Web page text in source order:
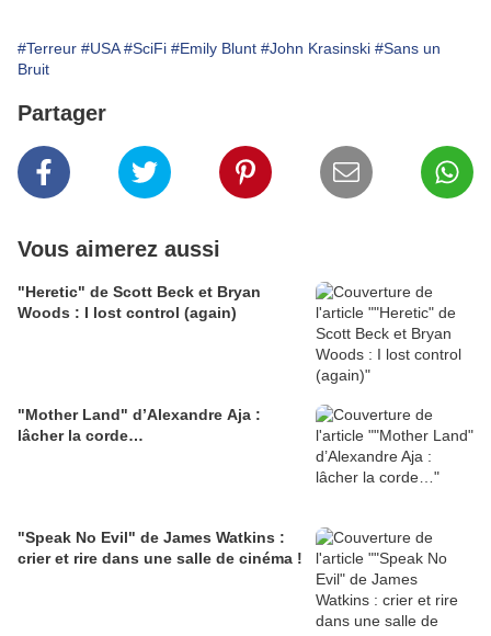
#Terreur #USA #SciFi #Emily Blunt #John Krasinski #Sans un
Bruit
Partager
Vous aimerez aussi
"Heretic" de Scott Beck et Bryan
Woods : I lost control (again)
"Mother Land" d’Alexandre Aja :
lâcher la corde…
"Speak No Evil" de James Watkins :
crier et rire dans une salle de cinéma !